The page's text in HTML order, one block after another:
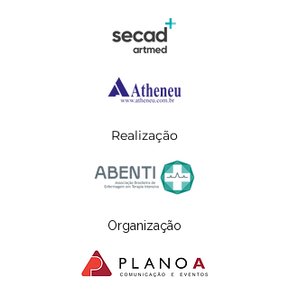
Realização
Organização